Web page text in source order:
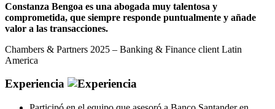
Constanza Bengoa es una abogada muy talentosa y
comprometida, que siempre responde puntualmente y añade
valor a las transacciones.
Chambers & Partners 2025 – Banking & Finance client Latin
America
Experiencia